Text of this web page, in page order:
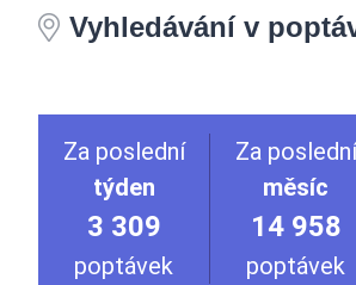
Vyhledávání v
Za poslední
týden
3 309
poptávek
Za poslední
měsíc
14 958
poptávek